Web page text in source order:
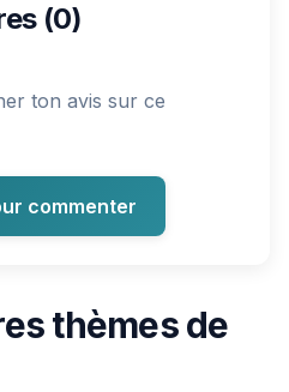
(0)
ton avis sur ce
commenter
thèmes de